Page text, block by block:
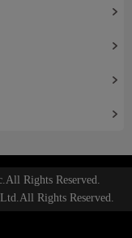
Rights Reserved.
Rights Reserved.